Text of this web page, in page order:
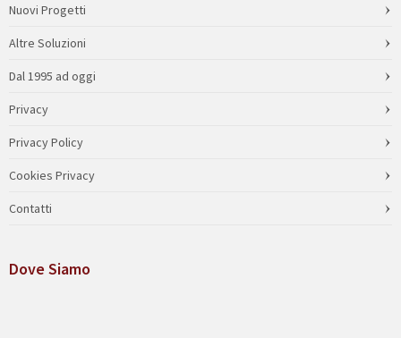
Nuovi Progetti
Altre Soluzioni
Dal 1995 ad oggi
Privacy
Privacy Policy
Cookies Privacy
Contatti
Dove Siamo